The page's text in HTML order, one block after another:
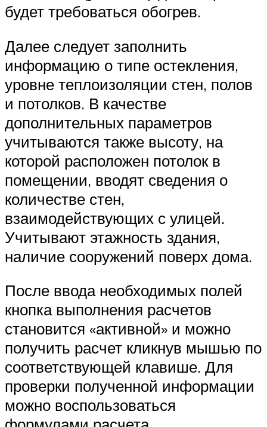
будет требоваться обогрев.
Далее следует заполнить
информацию о типе остекления,
уровне теплоизоляции стен, полов
и потолков. В качестве
дополнительных параметров
учитываются также высоту, на
которой расположен потолок в
помещении, вводят сведения о
количестве стен,
взаимодействующих с улицей.
Учитывают этажность здания,
наличие сооружений поверх дома.
После ввода необходимых полей
кнопка выполнения расчетов
становится «активной» и можно
получить расчет кликнув мышью по
соответствующей клавише. Для
проверки полученной информации
можно воспользоваться